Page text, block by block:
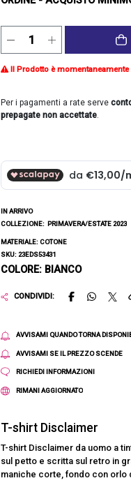
Il Prodotto è
Per i pagamenti a rate serve
prepagate non accettate.
IN ARRIVO
COLLEZIONE: PRIMAVERA/ESTATE 2023
MATERIALE: COTONE
SKU: 23EDS53431
COLORE: BIANCO
CONDIVIDI:
AVVISAMI QUANDO TORNA
AVVISAMI SE IL PREZZO SCENDE
RICHIEDI INFORMAZIONI
RIMANI AGGIORNATO
T-shirt Disclaimer
T-shirt Disclaimer da uomo a
sul petto e scritta sul retro in
maniche corte, fondo con orlo